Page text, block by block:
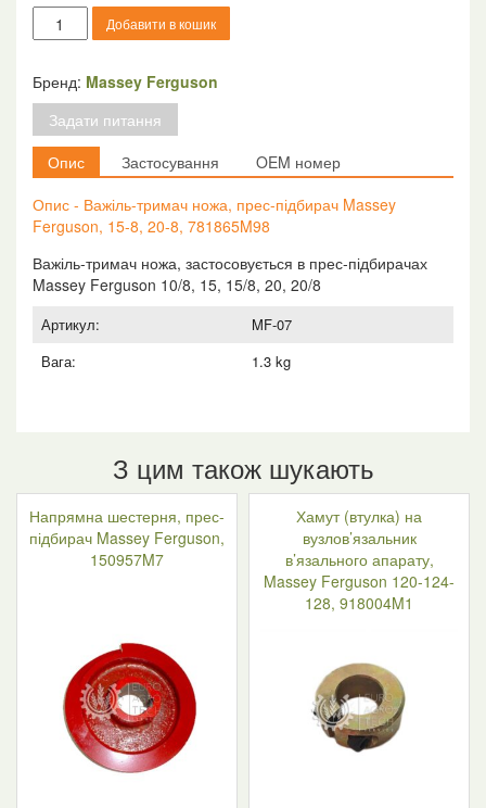
Важіль-
тримач
прес-
підбирач
Massey
Ferguson,
15-
20-
8,
781865M98
кількість
Добавити в кошик
Бренд: Massey Ferguson
Задати питання
Опис
Застосування
OEM номер
Опис - Важіль-тримач ножа, прес-підбирач Massey
Ferguson, 15-8, 20-8, 781865M98
Важіль-тримач ножа, застосовується в прес-підбирачах
Massey Ferguson 10/8, 15, 15/8, 20, 20/8
Артикул:
MF-07
Вага:
1.3 kg
З цим також шукають
Напрямна шестерня, прес-
підбирач Massey Ferguson,
150957M7
Хамут (втулка) на
вузлов’язальник
в’язального апарату,
Massey Ferguson 120-124-
128, 918004M1